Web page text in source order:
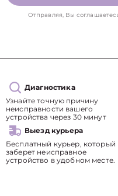
Отправляя, Вы
Диагностика
Узнайте точную причину
неисправности вашего
устройства через 30 минут
Выезд курьера
Бесплатный курьер, который
заберет неисправное
устройство в удобном месте.